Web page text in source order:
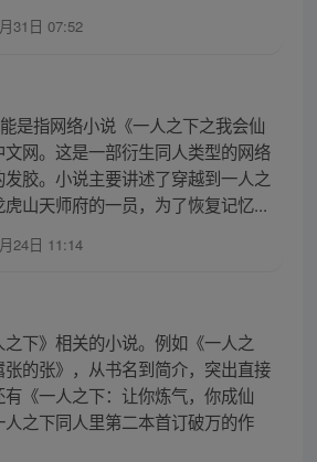
31日 07:52
是指网络小说《一人之下之我会仙
网。这是一部衍生同人类型的网络
胶。小说主要讲述了穿越到一人之
山天师府的一员，为了恢复记忆...
24日 11:14
下》相关的小说。例如《一人之
的张》，从书名到简介，突出直接
《一人之下：让你炼气，你成仙
之下同人里第二本首订破万的作